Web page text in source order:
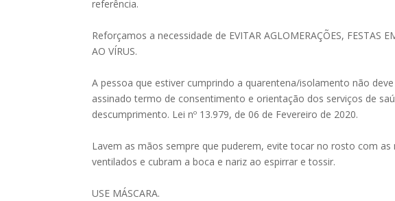
referência.
Reforçamos a necessidade de EVITAR AGLOMERAÇÕES, FESTAS
AO VÍRUS.
A pessoa que estiver cumprindo a quarentena/isolamento não
assinado termo de consentimento e orientação dos serviços de
descumprimento. Lei nº 13.979, de 06 de Fevereiro de 2020.
Lavem as mãos sempre que puderem, evite tocar no rosto com
ventilados e cubram a boca e nariz ao espirrar e tossir.
USE MÁSCARA.